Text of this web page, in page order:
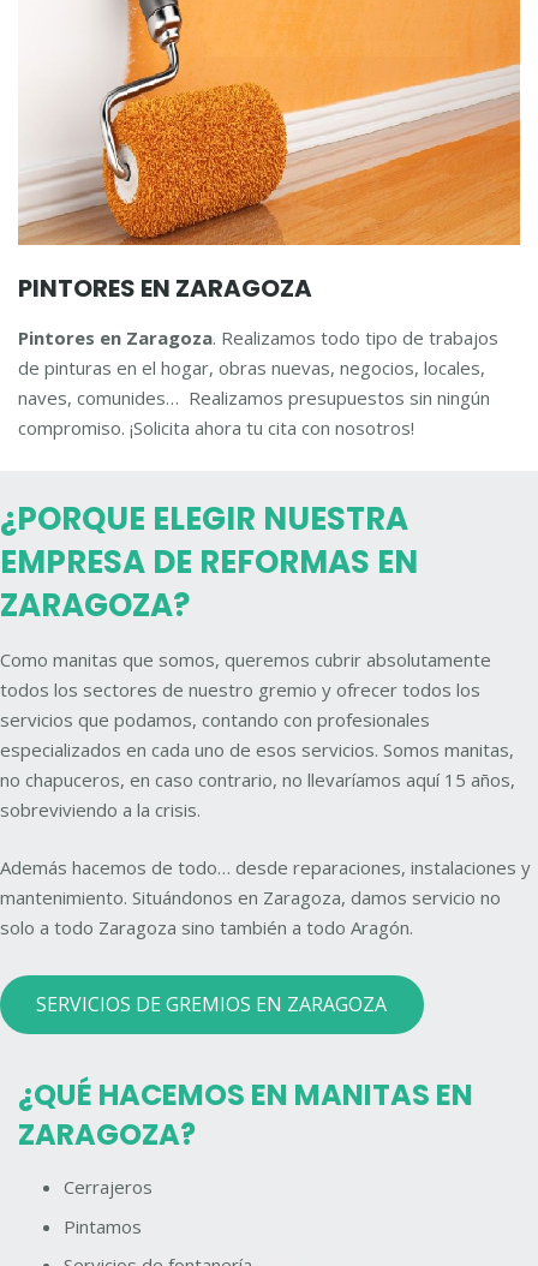
PINTORES EN ZARAGOZA
Pintores en Zaragoza. Realizamos todo tipo de trabajos
de pinturas en el hogar, obras nuevas, negocios, locales,
naves, comunides… Realizamos presupuestos sin ningún
compromiso. ¡Solicita ahora tu cita con nosotros!
¿PORQUE ELEGIR NUESTRA
EMPRESA DE REFORMAS EN
ZARAGOZA?
Como manitas que somos, queremos cubrir absolutamente
todos los sectores de nuestro gremio y ofrecer todos los
servicios que podamos, contando con profesionales
especializados en cada uno de esos servicios. Somos manitas,
no chapuceros, en caso contrario, no llevaríamos aquí 15 años,
sobreviviendo a la crisis.
Además hacemos de todo… desde reparaciones, instalaciones y
mantenimiento. Situándonos en Zaragoza, damos servicio no
solo a todo Zaragoza sino también a todo Aragón.
SERVICIOS DE GREMIOS EN ZARAGOZA
¿QUÉ HACEMOS EN MANITAS EN
ZARAGOZA?
Cerrajeros
Pintamos